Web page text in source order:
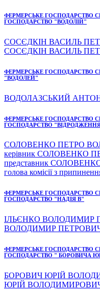
ФЕРМЕРСЬКЕ ГОСПОДАРСТВО
ГОСПОДАРСТВО "ВОДОЛІЙ"
СОСЄДКІН ВАСИЛЬ
СОСЄДКІН ВАСИЛЬ
ФЕРМЕРСЬКЕ ГОСПОДАРСТВО
"ВОДОЛЕЙ"
ВОДОЛАЗСЬКИЙ АНТОН
ФЕРМЕРСЬКЕ ГОСПОДАРСТВО
ГОСПОДАРСТВО
СОЛОВЕНКО ПЕТРО
керівник СОЛОВЕНКО
представник
голова комісії з
ФЕРМЕРСЬКЕ ГОСПОДАРСТВО
ГОСПОДАРСТВО "НАДІЯ В"
ІЛЬЄНКО ВОЛОДИМИР
ВОЛОДИМИР ПЕТРОВИЧ -
ФЕРМЕРСЬКЕ ГОСПОДАРСТВО
ГОСПОДАРСТВО " БОРОВИЧА
БОРОВИЧ ЮРІЙ
ЮРІЙ ВОЛОДИМИРОВИЧ -